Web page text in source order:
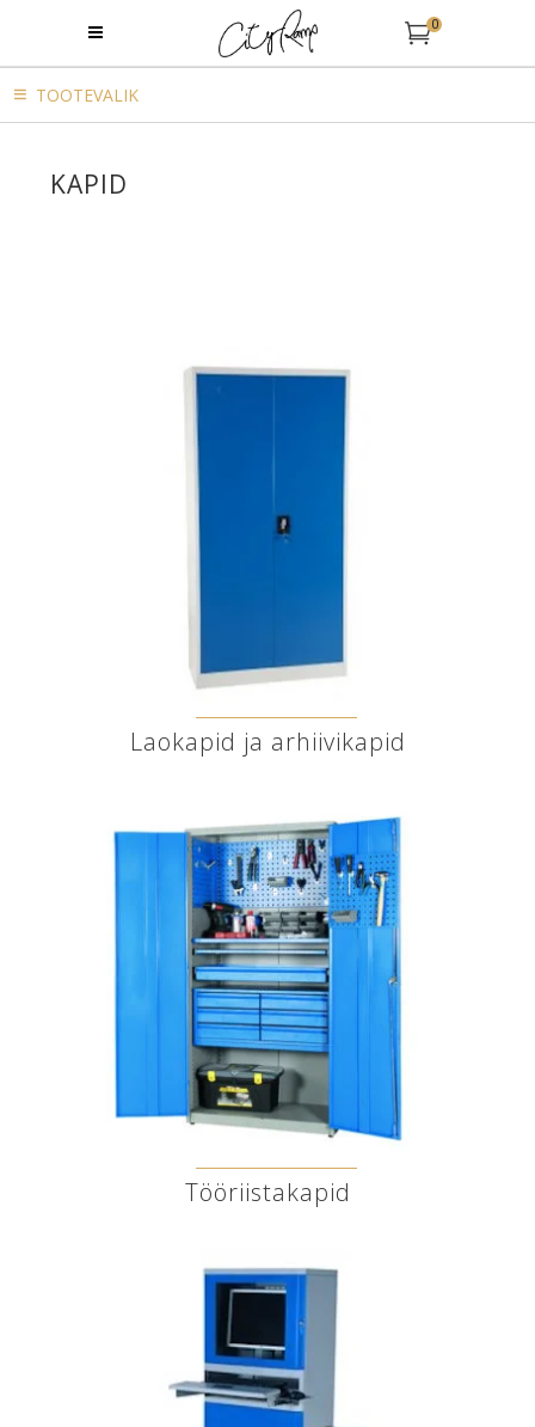
0
TOOTEVALIK
KAPID
Laokapid ja arhiivikapid
Tööriistakapid